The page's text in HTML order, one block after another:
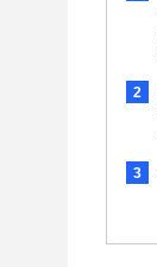
2
3